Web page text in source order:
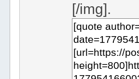
[/img].